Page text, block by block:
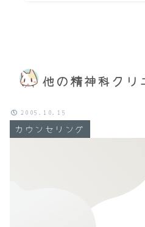
他の精神科クリ
カウンセリング
2005.10.15